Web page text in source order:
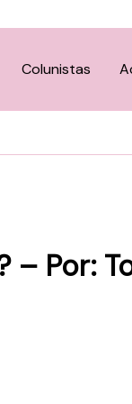
Colunistas
– Por: